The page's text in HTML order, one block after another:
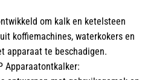
om kalk en ketelsteen
koffiemachines, waterkokers en
apparaat te beschadigen.
Apparaatontkalker: